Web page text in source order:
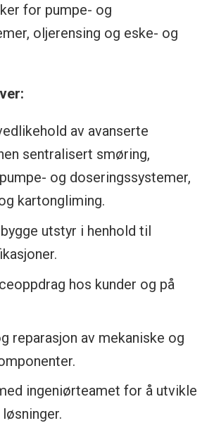
i norsk industri.
med vår
med ledende leverandører
SKF RecondOil,
og Graco.
i evnen til å levere
skreddersydde systemer
våre kunders unike
det handler om å sikre
for maskiner og utstyr,
gjennom oljerensing eller
løsningene.
AS er en stolt del av
familien. Våre eiere har en
for pumpe- og
oljerensing og eske- og
av avanserte
sentralisert smøring,
og doseringssystemer,
kartongliming.
utstyr i henhold til
hos kunder og på
reparasjon av mekaniske og
ingeniørteamet for å utvikle